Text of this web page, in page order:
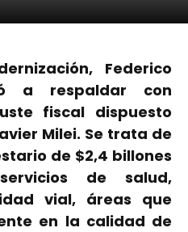
Federico
a respaldar con
fiscal dispuesto
Milei. Se trata de
de $2,4 billones
de salud,
vial, áreas que
en la calidad de